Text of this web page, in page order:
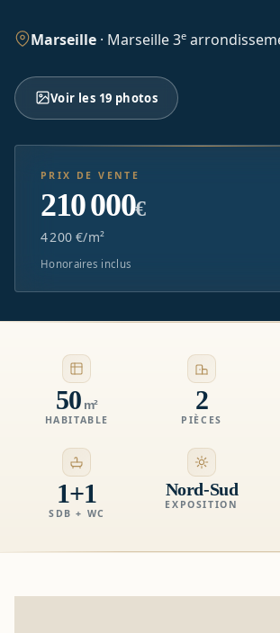
Marseille · Marseille 3e
Voir les 19 photos
PRIX DE VENTE
210 000€
4 200 €/m²
Honoraires inclus
50 m²
HABITABLE
2
PIÈCES
1+1
SDB + WC
Nord-Sud
EXPOSITION